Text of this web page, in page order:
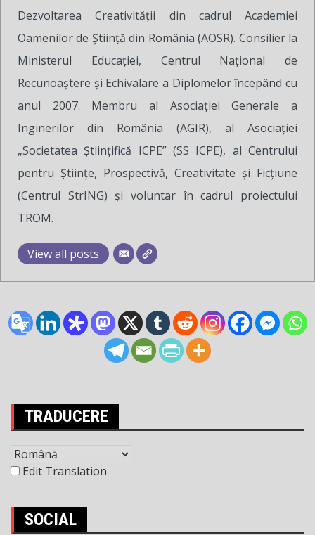
Dezvoltarea Creativității din cadrul Academiei
Oamenilor de Știință din România (AOSR). Consilier la
Ministerul Educației, Centrul Național de
Recunoaștere și Echivalare a Diplomelor începând cu
anul 2007. Membru al Asociației Generale a
Inginerilor din România (AGIR), al Asociației
„Societatea Științifică ICPE” (SS ICPE), al Centrului
pentru Științe, Prospectivă, Creativitate și Ficțiune
(Centrul StrING) și voluntar în cadrul proiectului
TROM.
View all posts
TRADUCERE
Edit Translation
SOCIAL